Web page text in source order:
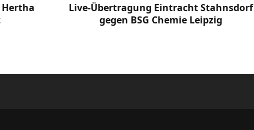
Live-Übertragung Eintracht Stahnsdorf
gegen BSG Chemie Leipzig